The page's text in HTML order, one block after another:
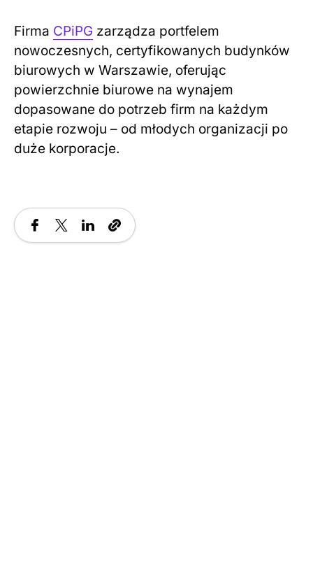
Firma CPiPG zarządza portfelem
nowoczesnych, certyfikowanych budynków
biurowych w Warszawie, oferując
powierzchnie biurowe na wynajem
dopasowane do potrzeb firm na każdym
etapie rozwoju – od młodych organizacji po
duże korporacje.